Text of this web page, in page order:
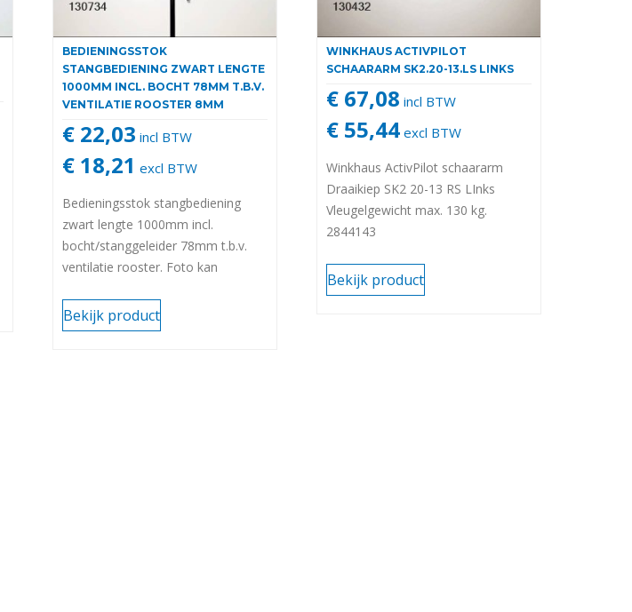
BEDIENINGSSTOK
STANGBEDIENING ZWART LENGTE
1000MM INCL. BOCHT 78MM T.B.V.
VENTILATIE ROOSTER 8MM
€ 22,03 incl BTW
€ 18,21 excl BTW
Bedieningsstok stangbediening
zwart lengte 1000mm incl.
bocht/stanggeleider 78mm t.b.v.
ventilatie rooster. Foto kan
(universele stok) 8mm (uitlopend
artikel)
Bekijk product
WINKHAUS ACTIVPILOT
SCHAARARM SK2.20-13.LS LINKS
€ 67,08 incl BTW
€ 55,44excl BTW
Winkhaus ActivPilot schaararm
Draaikiep SK2 20-13 RS LInks
Vleugelgewicht max. 130 kg.
2844143
Bekijk product